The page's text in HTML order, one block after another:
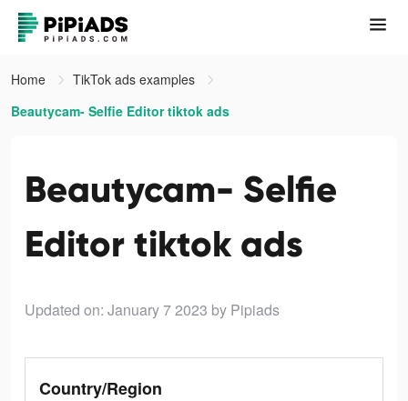
Home
TikTok ads examples
Beautycam- Selfie Editor tiktok ads
Beautycam- Selfie
Editor tiktok ads
Updated on: January 7 2023 by Pipiads
Country/Region